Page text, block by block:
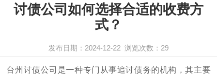
讨债公司如何选择合适的收费方
式？
发布日期：2024-12-22 浏览次数： 29
台州 讨债公司 是一种专门从事追讨债务的机构，其主要